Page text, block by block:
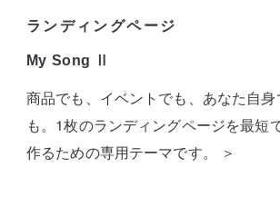
ランディングページ
My Song Ⅱ
商品でも、イベントでも、あなた自身
も。1枚のランディングページを最短
作るための専用テーマです。 ＞